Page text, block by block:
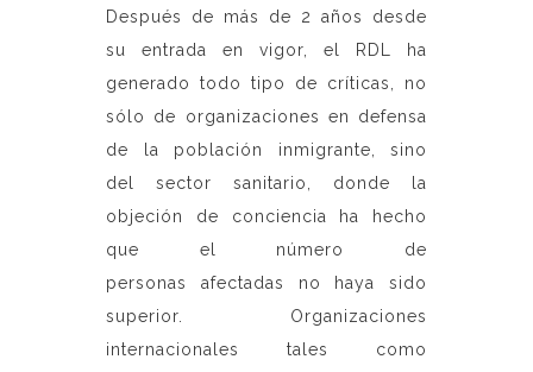
Después de más de 2 años desde
su entrada en vigor, el RDL ha
generado todo tipo de críticas, no
sólo de organizaciones en defensa
de la población inmigrante, sino
del sector sanitario, donde la
objeción de conciencia ha hecho
que el número de
personas afectadas no haya sido
superior. Organizaciones
internacionales tales como